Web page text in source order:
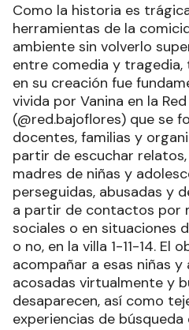
Como la historia es
herramientas de la
ambiente sin volverlo
entre comedia y tragedia,
en su creación fue
vivida por Vanina en la
(@red.bajoflores) que se
docentes, familias y
partir de escuchar
madres de niñas y
perseguidas, abusadas y
a partir de contactos por
sociales o en situaciones
o no, en la villa 1-11-14. El
acompañar a esas niñas
acosadas virtualmente y
desaparecen, así como
experiencias de búsqueda